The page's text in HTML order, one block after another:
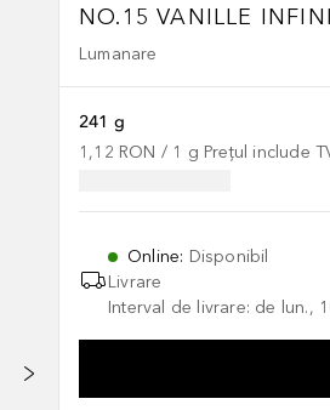
NO.15 VANILLE
Lumanare
241 g
1,12 RON / 1 g Prețul include
Online: Disponibil
Livrare
Interval de livrare: de lun.,